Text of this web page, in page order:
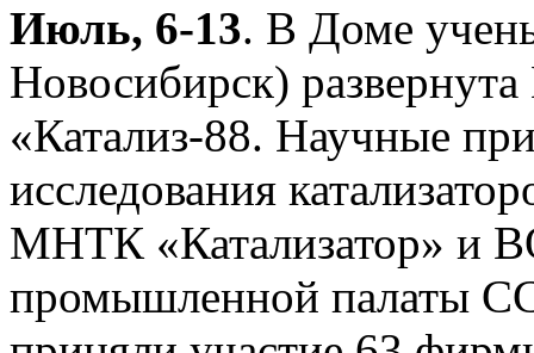
Июль, 6-13. В Доме
Новосибирск)
«Катализ-88. Научные
исследования
МНТК «Катализатор» и
промышленной палаты